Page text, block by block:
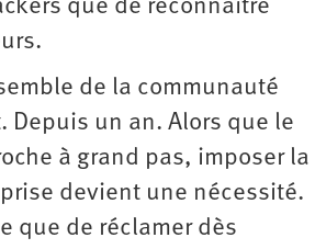
que de reconnaître
de la communauté
Depuis un an. Alors que le
à grand pas, imposer la
devient une nécessité.
que de réclamer dès